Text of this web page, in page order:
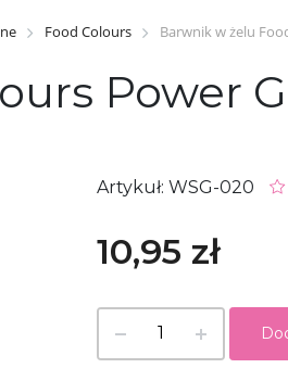
Food Colours Barwnik w żelu
Power
Artykuł: WSG-020
10,95 zł